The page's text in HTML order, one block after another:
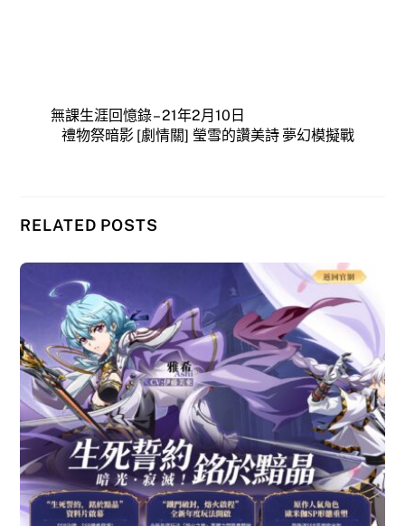
無課生涯回憶錄 – 21年2月10日
禮物祭暗影 [劇情關] 瑩雪的讚美詩 夢幻模擬戰
RELATED POSTS